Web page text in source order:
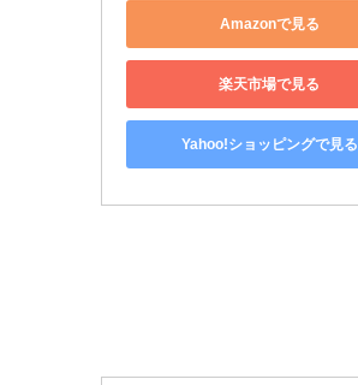
Amazonで見る
楽天市場で見る
Yahoo!ショッピングで見る